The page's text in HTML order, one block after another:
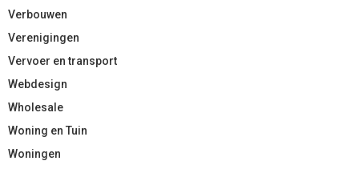
Verbouwen
Verenigingen
Vervoer en transport
Webdesign
Wholesale
Woning en Tuin
Woningen